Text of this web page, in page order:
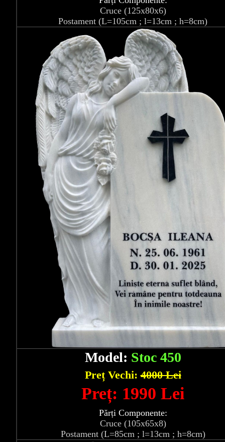
Cruce (125x80x6)
Postament (L=105cm ; l=13cm ; h=8cm)
Model: Stoc 450
Preț Vechi:4000 Lei
Preț: 1990 Lei
Părți Componente:
Cruce (105x65x8)
Postament (L=85cm ; l=13cm ; h=8cm)